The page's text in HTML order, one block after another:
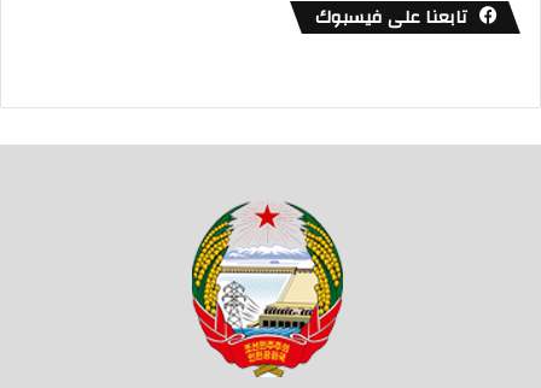
تابعنا على فيسبوك